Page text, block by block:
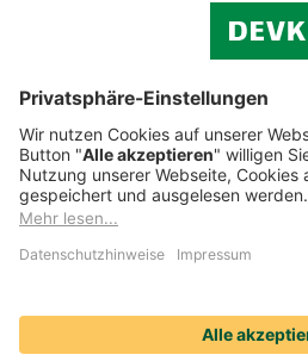
Cookie-Einstellungen
Datenschutz
Impressum
Streitbeilegung
Nutzungshinweise
Compliance